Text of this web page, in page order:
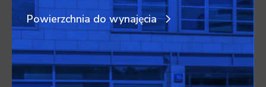
Powierzchnia do wynajęcia